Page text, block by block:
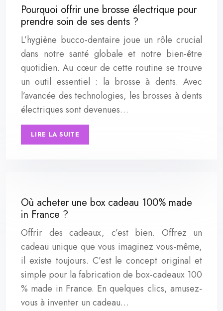
Pourquoi offrir une brosse électrique pour
prendre soin de ses dents ?
L’hygiène bucco-dentaire joue un rôle crucial
dans notre santé globale et notre bien-être
quotidien. Au cœur de cette routine se trouve
un outil essentiel : la brosse à dents. Avec
l’avancée des technologies, les brosses à dents
électriques sont devenues…
LIRE LA SUITE
Où acheter une box cadeau 100% made
in France ?
Offrir des cadeaux, c’est bien. Offrez un
cadeau unique que vous imaginez vous-même,
il existe toujours. C’est le concept original et
simple pour la fabrication de box-cadeaux 100
% made in France. En quelques clics, amusez-
vous à inventer un cadeau…